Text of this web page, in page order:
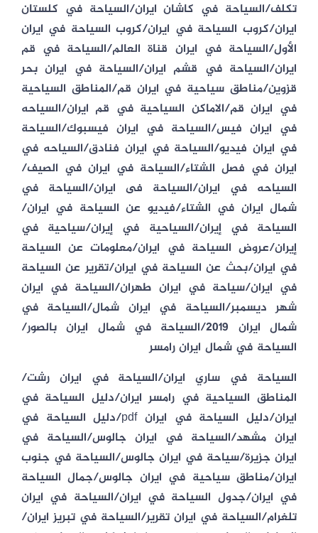
تكلف/السياحة في كاشان ايران/السياحة في كلستان
ايران/كروب السياحة في ايران/كروب السياحة في ايران
الأول/السياحة في ايران قناة العالم/السياحة في قم
ايران/السياحة في قشم ايران/السياحة في ايران بحر
قزوين/مناطق سياحية في ايران قم/المناطق السياحية
في ايران قم/الاماكن السياحية في قم ايران/السياحه
في ايران فيس/السياحة في ايران فيسبوك/السياحة
في ايران فيديو/السياحة في ايران فنادق/السياحه في
ايران في فصل الشتاء/السياحة في ايران في الصيف/
السياحه في ايران/السياحة فى ايران/السياحة في
شمال ايران في الشتاء/فيديو عن السياحة في ايران/
السياحة في إيران/السياحية في إيران/سياحية في
إيران/عروض السياحة في ايران/معلومات عن السياحة
في ايران/بحث عن السياحة في ايران/تقرير عن السياحة
في ايران/سياحة في ايران طهران/السياحة في ايران
شهر ديسمبر/السياحة في ايران شمال/السياحة في
شمال ايران 2019/السياحة في شمال ايران بالصور/
السياحة في شمال ايران رامسر
السياحة في ساري ايران/السياحة في ايران رشت/
المناطق السياحية في رامسر ايران/دليل السياحة في
ايران/دليل السياحة في ايران pdf/دليل السياحة في
ايران مشهد/السياحة في ايران جالوس/السياحة في
ايران جزيرة/سياحة في ايران جالوس/السياحة في جنوب
ايران/مناطق سياحية في ايران جالوس/جمال السياحة
في ايران/جدول السياحة في ايران/السياحة في ايران
تلغرام/السياحة في ايران تقرير/السياحة في تبريز ايران/